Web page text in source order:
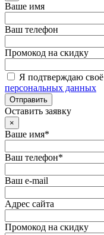
Ваше имя
Ваш телефон
Промокод на скидку
Я подтверждаю своё
персональных данных
Отправить
Оставить заявку
×
Ваше имя*
Ваш телефон*
Ваш e-mail
Адрес сайта
Промокод на скидку